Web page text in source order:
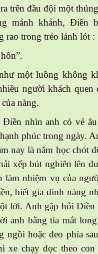
trên đầu đội một
mảnh khảnh, Điền
rao trong trẻo lảnh lót :
một luồng không
người khách quen
nàng.
nhìn anh có vẻ
phúc trong ngày.
nay là năm học chót
xếp bút nghiên lên
làm nhiệm vụ của
biết gia đình nàng
lời. Anh gặp hỏi Điền
anh bằng tia mắt
hoặc đeo phía
xe chạy dọc theo